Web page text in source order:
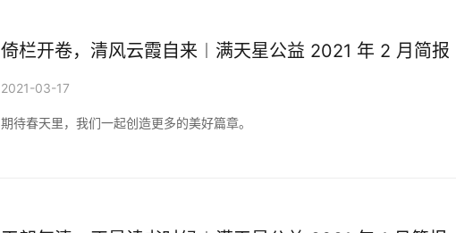
倚栏开卷，清风云霞自来︱满天星公益 2021 年 2 月简报
2021-03-17
期待春天里，我们一起创造更多的美好篇章。